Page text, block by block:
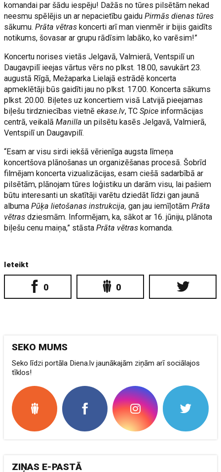
komandai par šādu iespēju! Dažās no tūres pilsētām nekad
neesmu spēlējis un ar nepacietību gaiduPirmās dienas tūres
sākumu.Prāta vētras koncerti arī man vienmēr ir bijis gaidīts
notikums, šovasar ar grupu rādīsim labāko, ko varēsim!”
Koncertu norises vietās Jelgavā, Valmierā, Ventspilī un
Daugavpilī ieejas vārtus vērs no plkst. 18.00, savukārt 23.
augustā Rīgā, Mežaparka Lielajā estrādē koncerta
apmeklētāji būs gaidīti jau no plkst. 17.00. Koncerta sākums
plkst. 20.00. Biļetes uz koncertiem visā Latvijā pieejamas
biļešu tirdzniecības vietnēekase.lv, TCSpice informācijas
centrā, veikalā Manilla un pilsētu kasēs Jelgavā, Valmierā,
Ventspilī un Daugavpilī.
“Esam ar visu sirdi iekšā vērienīga augsta līmeņa
koncertšova plānošanas un organizēšanas procesā. Šobrīd
filmējam koncerta vizualizācijas, esam ciešā sadarbībā ar
pilsētām, plānojam tūres loģistiku un darām visu, lai pašiem
būtu interesanti un skatītāji varētu dziedāt līdzi gan jaunā
albumaPūķa lietošanas instrukcija, gan jau iemīļotām Prāta
vētras dziesmām. Informējam, ka, sākot ar 16. jūniju, plānota
biļešu cenu maiņa,” stāsta Prāta vētras komanda.
Ieteikt
0 0
SEKO MUMS
Seko līdzi portāla Diena.lv jaunākajām ziņām arī sociālajos
tīklos!
ZIŅAS E-PASTĀ